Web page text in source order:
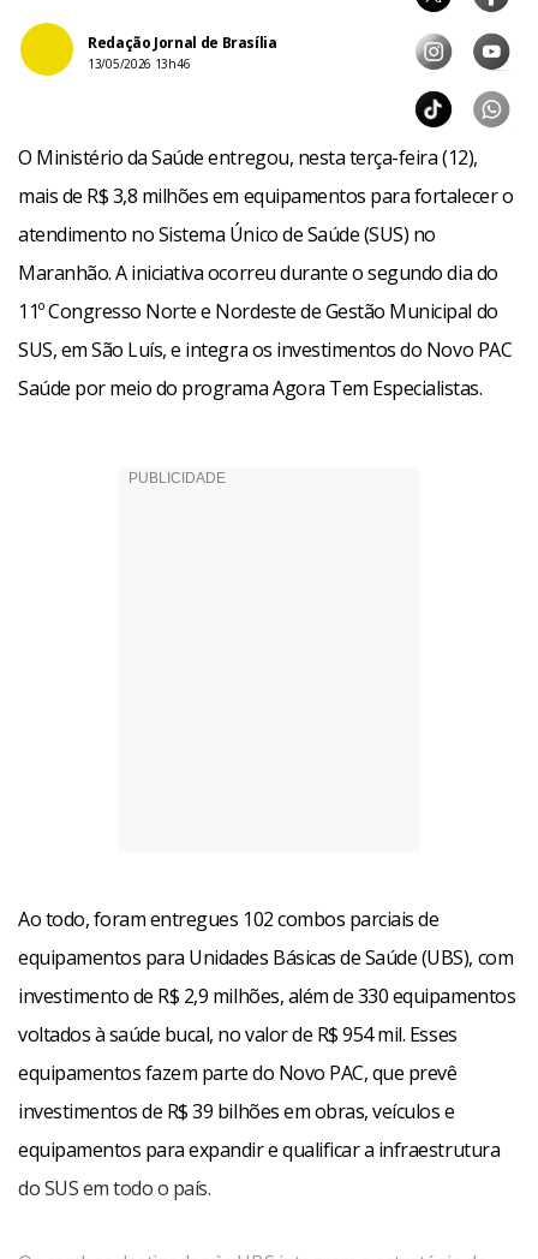
Redação Jornal de Brasília
13/05/2026 13h46
O Ministério da Saúde entregou, nesta terça-feira (12),
mais de R$ 3,8 milhões em equipamentos para fortalecer o
atendimento no Sistema Único de Saúde (SUS) no
Maranhão. A iniciativa ocorreu durante o segundo dia do
11º Congresso Norte e Nordeste de Gestão Municipal do
SUS, em São Luís, e integra os investimentos do Novo PAC
Saúde por meio do programa Agora Tem Especialistas.
Ao todo, foram entregues 102 combos parciais de
equipamentos para Unidades Básicas de Saúde (UBS), com
investimento de R$ 2,9 milhões, além de 330 equipamentos
voltados à saúde bucal, no valor de R$ 954 mil. Esses
equipamentos fazem parte do Novo PAC, que prevê
investimentos de R$ 39 bilhões em obras, veículos e
equipamentos para expandir e qualificar a infraestrutura
do SUS em todo o país.